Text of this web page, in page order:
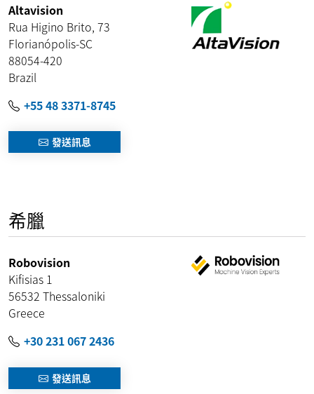
Altavision
Rua Higino Brito, 73
Florianópolis-SC
88054-420
Brazil
+55 48 3371-8745
發送訊息
希臘
Robovision
Kifisias 1
56532 Thessaloniki
Greece
+30 231 067 2436
發送訊息